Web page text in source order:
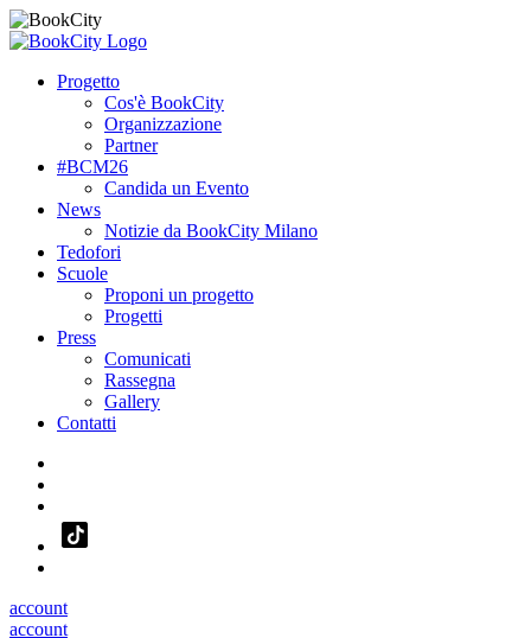
Progetto
Cos'è BookCity
Organizzazione
Partner
#BCM26
Candida un Evento
News
Notizie da BookCity Milano
Tedofori
Scuole
Proponi un progetto
Progetti
Press
Comunicati
Rassegna
Gallery
Contatti
account
account